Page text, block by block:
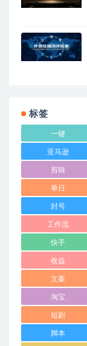
标签
一键
亚马逊
剪辑
单日
封号
工作流
快手
收益
文案
淘宝
短剧
脚本